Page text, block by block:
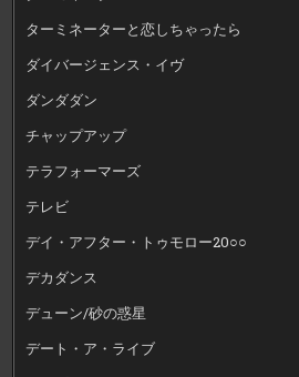
ターミネーターと恋しちゃったら
ダイバージェンス・イヴ
ダンダダン
チャップアップ
テラフォーマーズ
テレビ
デイ・アフター・トゥモロー20○○
デカダンス
デューン/砂の惑星
デート・ア・ライブ